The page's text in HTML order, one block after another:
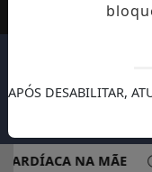
NA MÃE
APÓS DESABILITAR,